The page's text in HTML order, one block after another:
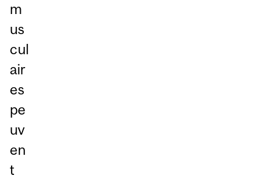
m
us
cul
air
es
pe
uv
en
t